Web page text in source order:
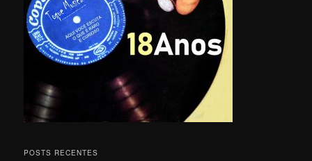
POSTS RECENTES